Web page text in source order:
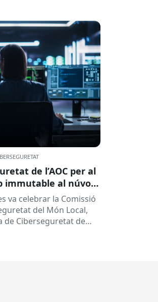
de l’AOC per al
immutable al núvol i
va celebrar la Comissió
del Món Local,
de Ciberseguretat de